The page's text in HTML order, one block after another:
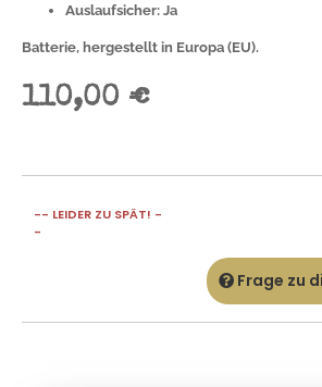
Auslaufsicher: Ja
Batterie, hergestellt in Europa (EU).
110,00 €
-- LEIDER ZU SPÄT! -
-
Frage zu